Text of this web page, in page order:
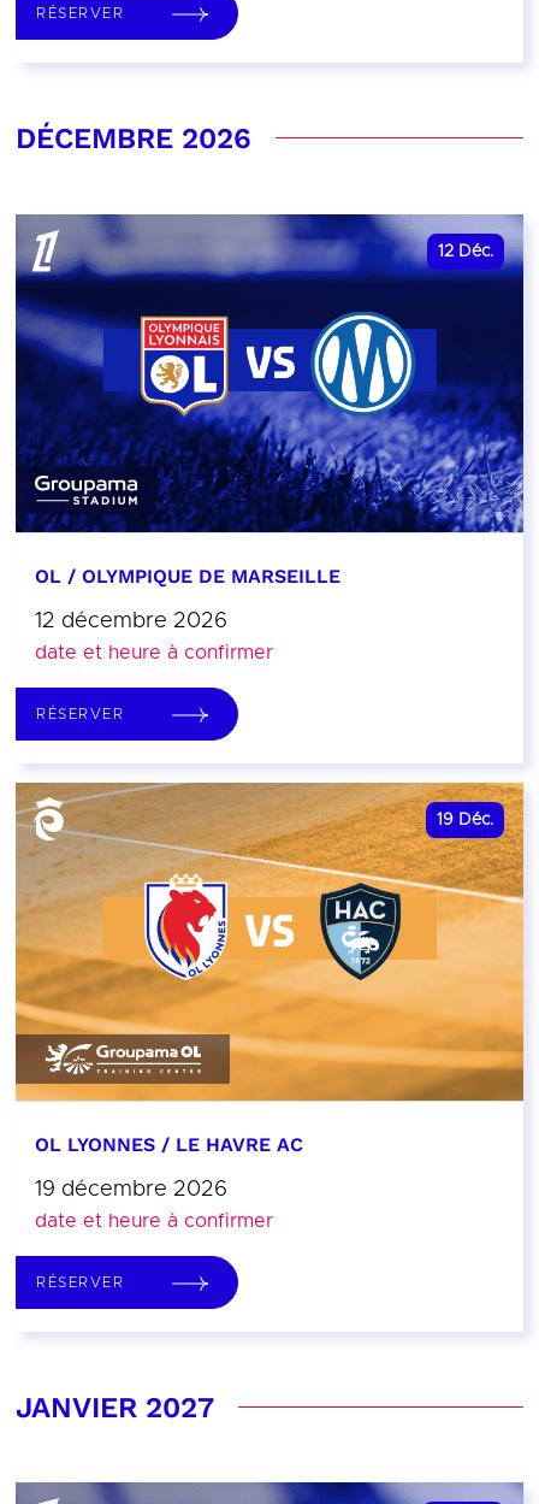
RÉSERVER
DÉCEMBRE 2026
12 Déc.
OL / OLYMPIQUE DE MARSEILLE
12 décembre 2026
date et heure à confirmer
RÉSERVER
19 Déc.
OL LYONNES / LE HAVRE AC
19 décembre 2026
date et heure à confirmer
RÉSERVER
JANVIER 2027